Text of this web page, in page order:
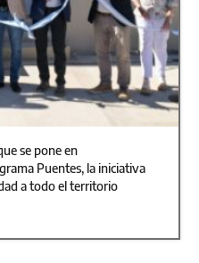
se pone en
Puentes, la iniciativa
a todo el territorio